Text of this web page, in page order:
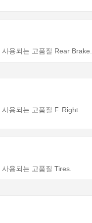
용되는 고품질 Rear Brake.
용되는 고품질 F. Right
용되는 고품질 Tires.